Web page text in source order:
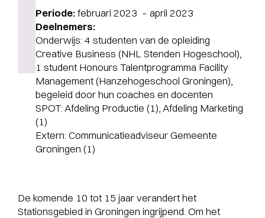
Periode:februari 2023 – april 2023
Deelnemers:
Onderwijs: 4 studenten van de opleiding
Creative Business (NHL Stenden Hogeschool),
1 student Honours Talentprogramma Facility
Management (Hanzehogeschool Groningen),
begeleid door hun coaches en docenten
SPOT: Afdeling Productie (1), Afdeling Marketing
(1)
Extern: Communicatieadviseur Gemeente
Groningen (1)
De komende 10 tot 15 jaar verandert het
Stationsgebied in Groningen ingrijpend. Om het